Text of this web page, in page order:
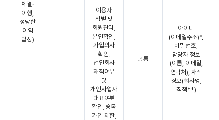
체결·
이행,
정당한
이익
달성)
이용자
식별 및
회원관리,
본인확인,
가입의사
확인,
법인회사
재직여부
및
개인사업자
대표여부
확인, 중복
가입 제한,
공통
아이디
(이메일주소)*,
비밀번호,
담당자 정보
(이름, 이메일,
연락처), 재직
정보(회사명,
직책**)